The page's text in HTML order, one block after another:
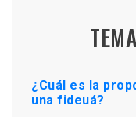
¿Cuál es la
una fideuá?